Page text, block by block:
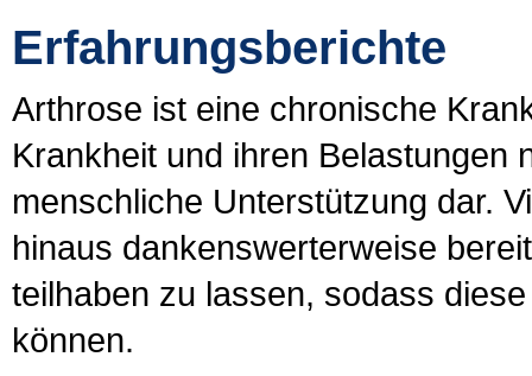
Erfahrungsberichte
Arthrose ist eine chronische
Krankheit und ihren Belastungen
menschliche Unterstützung dar.
hinaus dankenswerterweise
teilhaben zu lassen, sodass
können.